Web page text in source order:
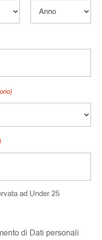
ad Under 25
di Dati personali